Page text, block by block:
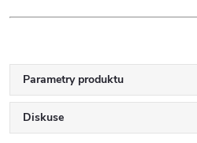
Parametry produktu
Diskuse